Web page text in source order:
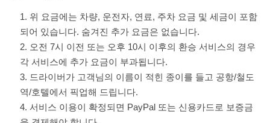
위 요금에는 차량, 운전자, 연료, 주차 요금 및 세금이 포함
되어 있습니다. 숨겨진 추가 요금은 없습니다.
오전 7시 이전 또는 오후 10시 이후의 환승 서비스의 경우
각 서비스에 추가 요금이 부과됩니다.
드라이버가 고객님의 이름이 적힌 종이를 들고 공항/철도
역/호텔에서 픽업해 드립니다.
서비스 이용이 확정되면 PayPal 또는 신용카드로 보증금